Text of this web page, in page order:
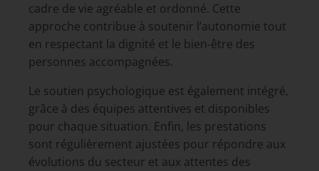
cadre de vie agréable et ordonné. Cette
approche contribue à soutenir l’autonomie tout
en respectant la dignité et le bien-être des
personnes accompagnées.
Le soutien psychologique est également intégré,
grâce à des équipes attentives et disponibles
pour chaque situation. Enfin, les prestations
sont régulièrement ajustées pour répondre aux
évolutions du secteur et aux attentes des